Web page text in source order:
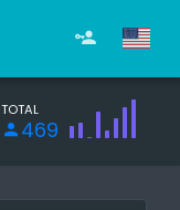
TOTAL
469